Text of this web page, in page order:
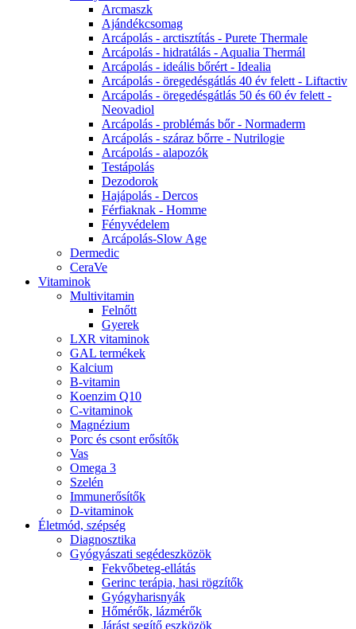
Arcmaszk
Ajándékcsomag
Arcápolás - arctisztítás - Purete Thermale
Arcápolás - hidratálás - Aqualia Thermál
Arcápolás - ideális bőrért - Idealia
Arcápolás - öregedésgátlás 40 év felett - Liftactiv
Arcápolás - öregedésgátlás 50 és 60 év felett -
Neovadiol
Arcápolás - problémás bőr - Normaderm
Arcápolás - száraz bőrre - Nutrilogie
Arcápolás - alapozók
Testápolás
Dezodorok
Hajápolás - Dercos
Férfiaknak - Homme
Fényvédelem
Arcápolás-Slow Age
Dermedic
CeraVe
Vitaminok
Multivitamin
Felnőtt
Gyerek
LXR vitaminok
GAL termékek
Kalcium
B-vitamin
Koenzim Q10
C-vitaminok
Magnézium
Porc és csont erősítők
Vas
Omega 3
Szelén
Immunerősítők
D-vitaminok
Életmód, szépség
Diagnosztika
Gyógyászati segédeszközök
Fekvőbeteg-ellátás
Gerinc terápia, hasi rögzítők
Gyógyharisnyák
Hőmérők, lázmérők
Járást segítő eszközök